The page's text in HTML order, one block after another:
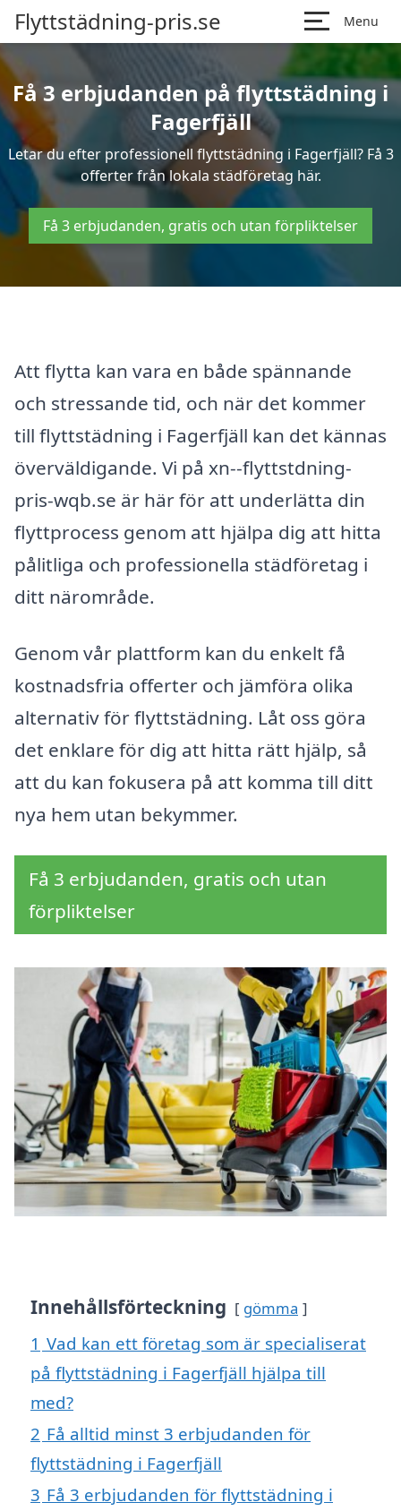
Flyttstädning-pris.se Menu
Få 3 erbjudanden på flyttstädning i
Fagerfjäll
Letar du efter professionell flyttstädning i Fagerfjäll? Få 3
offerter från lokala städföretag här.
Få 3 erbjudanden, gratis och utan förpliktelser
Att flytta kan vara en både spännande
och stressande tid, och när det kommer
till flyttstädning i Fagerfjäll kan det kännas
överväldigande. Vi på xn--flyttstdning-
pris-wqb.se är här för att underlätta din
flyttprocess genom att hjälpa dig att hitta
pålitliga och professionella städföretag i
ditt närområde.
Genom vår plattform kan du enkelt få
kostnadsfria offerter och jämföra olika
alternativ för flyttstädning. Låt oss göra
det enklare för dig att hitta rätt hjälp, så
att du kan fokusera på att komma till ditt
nya hem utan bekymmer.
Få 3 erbjudanden, gratis och utan
förpliktelser
Innehållsförteckning gömma
1 Vad kan ett företag som är specialiserat
på flyttstädning i Fagerfjäll hjälpa till
med?
2 Få alltid minst 3 erbjudanden för
flyttstädning i Fagerfjäll
3 Få 3 erbjudanden för flyttstädning i